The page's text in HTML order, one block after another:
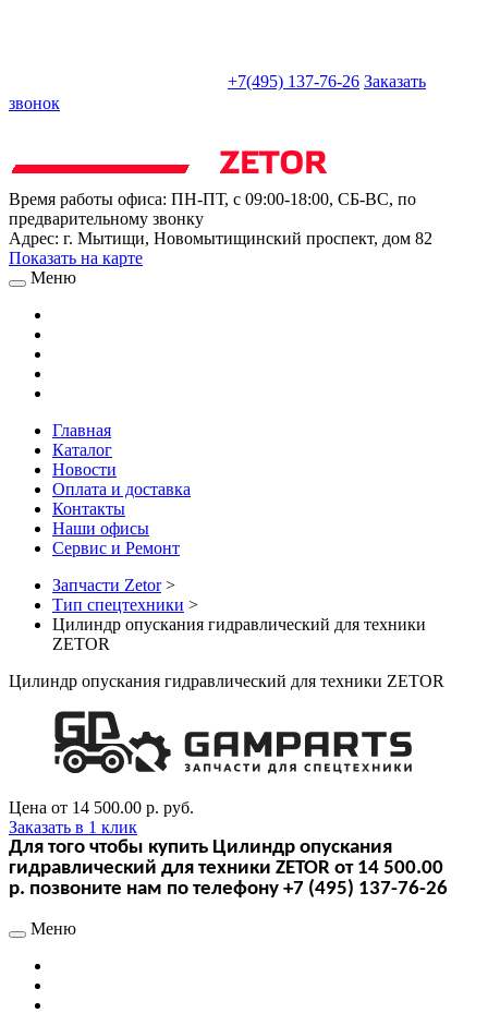
+7(495) 137-76-26 Заказать
звонок
Время работы офиса: ПН-ПТ, с 09:00-18:00, СБ-ВС, по
предварительному звонку
Адрес: г. Мытищи, Новомытищинский проспект, дом 82
Показать на карте
Меню
Главная
Каталог
Новости
Оплата и доставка
Контакты
Наши офисы
Сервис и Ремонт
Запчасти Zetor >
Тип спецтехники >
Цилиндр опускания гидравлический для техники
ZETOR
Цилиндр опускания гидравлический для техники ZETOR
Цена от 14 500.00 р. руб.
Заказать в 1 клик
Для того чтобы купить Цилиндр опускания
гидравлический для техники ZETOR от 14 500.00
р. позвоните нам по телефону +7 (495) 137-76-26
Меню